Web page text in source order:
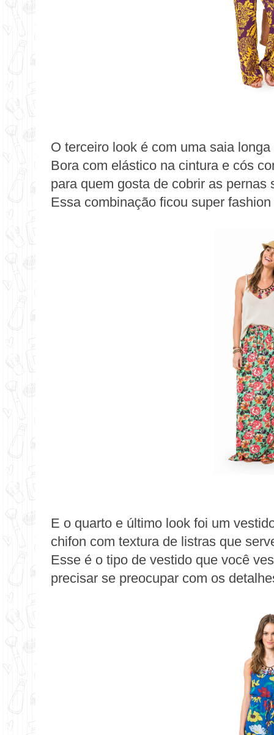
O terceiro look é com uma saia longa
Bora com elástico na cintura e cós
para quem gosta de cobrir as pernas
Essa combinação ficou super
E o quarto e último look foi um
chifon com textura de listras que
Esse é o tipo de vestido que você
precisar se preocupar com os